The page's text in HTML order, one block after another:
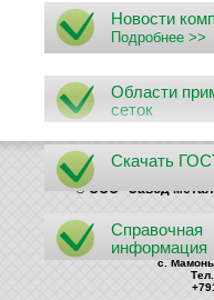
Новости
Подробнее >>
Области
сеток
Скачать
Справочная
информация
© ООО "Завод
Россия, 664535,
с.